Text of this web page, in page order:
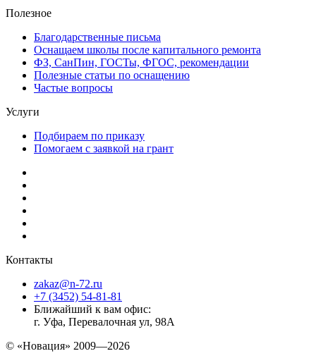
Полезное
Благодарственные письма
Оснащаем школы после капитального ремонта
ФЗ, СанПин, ГОСТы, ФГОС, рекомендации
Полезные статьи по оснащению
Частые вопросы
Услуги
Подбираем по приказу
Помогаем с заявкой на грант
Контакты
zakaz@n-72.ru
+7 (3452) 54-81-81
Ближайший к вам офис:
г. Уфа, Перевалочная ул, 98А
© «Новация» 2009—2026